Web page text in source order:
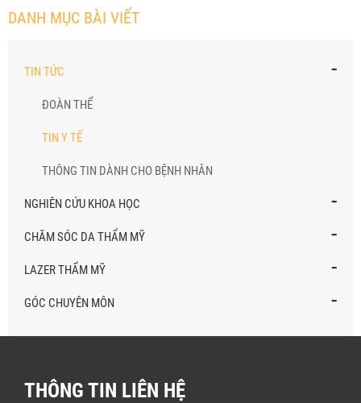
DANH MỤC BÀI VIẾT
TIN TỨC -
ĐOÀN THỂ
TIN Y TẾ
THÔNG TIN DÀNH CHO BỆNH NHÂN
NGHIÊN CỨU KHOA HỌC -
CHĂM SÓC DA THẨM MỸ -
LAZER THẨM MỸ -
GÓC CHUYÊN MÔN -
THÔNG TIN LIÊN HỆ